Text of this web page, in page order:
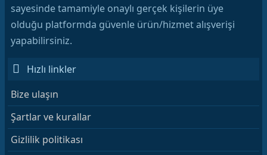
sayesinde tamamiyle onaylı gerçek kişilerin üye
olduğu platformda güvenle ürün/hizmet alışverişi
yapabilirsiniz.
Hızlı linkler
Bize ulaşın
Şartlar ve kurallar
Gizlilik politikası